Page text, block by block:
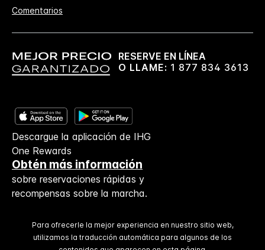
Comentarios
RESERVE EN LÍNEA
O LLAME: 1 877 834 3613
Descargue la aplicación de IHG
One Rewards
Obtén más información
sobre reservaciones rápidas y
recompensas sobre la marcha.
Para ofrecerle la mejor experiencia en nuestro sitio web,
utilizamos la traducción automática para algunos de los